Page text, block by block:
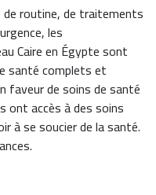
routine, de traitements
les
Caire en Égypte sont
santé complets et
faveur de soins de santé
ont accès à des soins
à se soucier de la santé.